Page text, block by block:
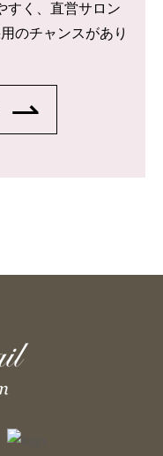
すく、直営サロン
のチャンスがあり